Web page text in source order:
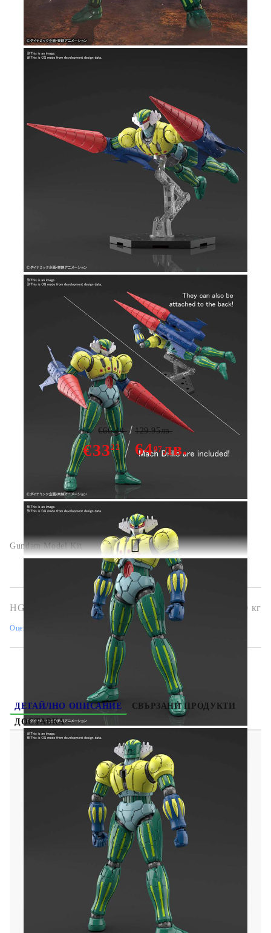
HG 1/144 Kotetsu Jeeg
(INFINITISM)
€3322 6497лв.
€66.44 129.95лв.
Gundam Model Kit
HGG0467 0.800 кг
Оцени продукта
ДЕТАЙЛНО ОПИСАНИЕ
СВЪРЗАНИ ПРОДУКТИ
ДОСТАВКА
HG 1/144 Kotetsu Jeeg (INFINITISM)
Какво е Gunpla или Gundam plastic model:
Gunpla е едно интерактивно, креативно и
забавно хоби особено за феновете на роботи!
Започвайки от основата, а именно
сглобяването на модел от най-малките му
частици до цялостното му изграждане и
оцветяване, Вие се въвличате в един процес с
уникален и удовлетворяващ резултат! Но това
не е всичко, с помощта на артикулиращи
накрайници и допълнителни части, можете да
променяте движенията и позите на модела,
който създавате спрямо собствените си